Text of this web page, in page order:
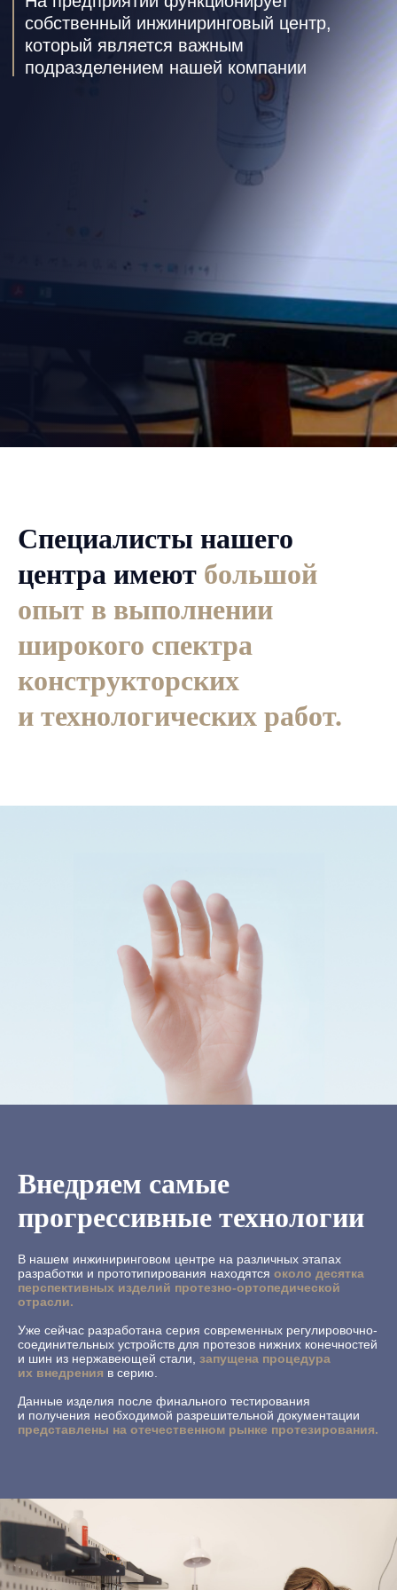
Специалисты нашего
центра имеют большой
опыт в выполнении
широкого спектра
конструкторских
и технологических работ.
Внедряем самые
прогрессивные технологии
В нашем инжиниринговом центре на различных этапах
разработки и прототипирования находятся около десятка
перспективных изделий протезно-ортопедической
отрасли.
Уже сейчас разработана серия современных регулировочно-
соединительных устройств для протезов нижних конечностей
и шин из нержавеющей стали, запущена процедура
их внедрения в серию.
Данные изделия после финального тестирования
и получения необходимой разрешительной документации
представлены на отечественном рынке протезирования.